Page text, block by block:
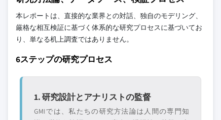
本レポートは、直接的な業界との対話、独自のモデリング、
厳格な相互検証に基づく体系的な研究プロセスに基づいてお
り、単なる机上調査ではありません。
6ステップの研究プロセス
1. 研究設計とアナリストの監督
GMIでは、私たちの研究方法論は人間の専門知